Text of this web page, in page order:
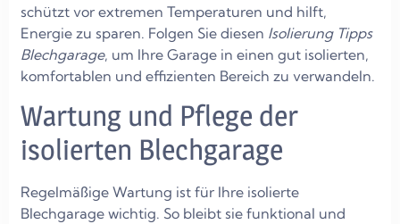
schützt vor extremen Temperaturen und hilft,
Energie zu sparen. Folgen Sie diesen Isolierung Tipps
Blechgarage, um Ihre Garage in einen gut isolierten,
komfortablen und effizienten Bereich zu verwandeln.
Wartung und Pflege der
isolierten Blechgarage
Regelmäßige Wartung ist für Ihre isolierte
Blechgarage wichtig. So bleibt sie funktional und